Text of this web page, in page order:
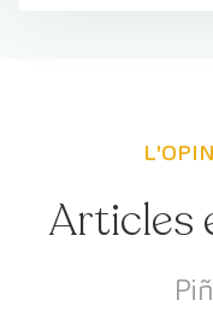
Articles